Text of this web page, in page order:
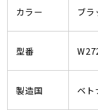
カラー ブラ
型番
製造国 ベト